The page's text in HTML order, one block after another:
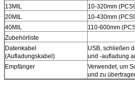
13MIL
10-320mm
20MIL
10-430mm
40MIL
110-600mm
Zubehörliste
Datenkabel
(Aufladungskabel)
USB, schließen
und -aufladung
Empfänger
Verwendet, um
und zu